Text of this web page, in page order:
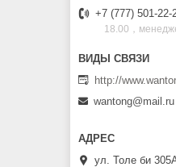
+7 (777) 501-22-
18.00，
http://
wantong@mail.ru
ул. Толе би